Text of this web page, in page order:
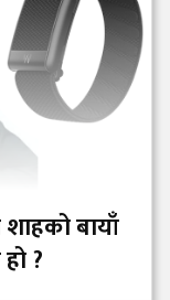
शाहको बायाँ
?